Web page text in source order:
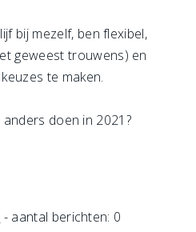
bij mezelf, ben flexibel,
geweest trouwens) en
te maken.
anders doen in 2021?
- aantal berichten: 0